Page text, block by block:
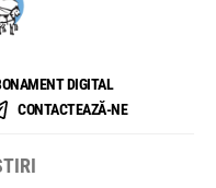
DIGITAL
CONTACTEAZĂ-NE